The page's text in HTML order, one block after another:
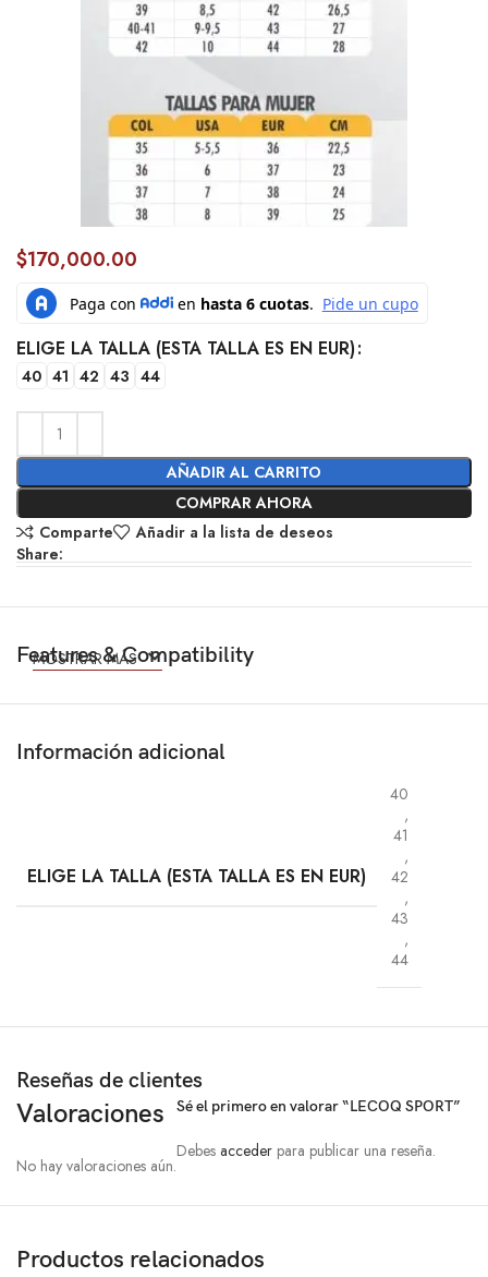
$170,000.00
ELIGE LA TALLA (ESTA TALLA ES EN EUR)
40 41 42 43 44
AÑADIR AL CARRITO
COMPRAR AHORA
Comparte
Añadir a la lista de deseos
Share:
Features & Compatibility
MOSTRAR MÁS
Información adicional
ELIGE LA TALLA (ESTA TALLA ES EN EUR)
40
,
41
,
42
,
43
,
44
Reseñas de clientes
Valoraciones
No hay valoraciones aún.
Sé el primero en valorar “LECOQ SPORT”
Debesacceder para publicar una reseña.
Productos relacionados